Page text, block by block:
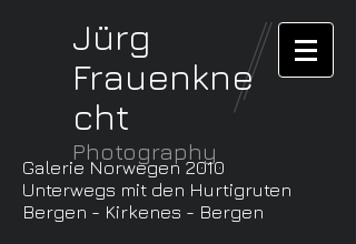
Jürg
Frauenkne
cht
Photography
Galerie Norwegen 2010
Unterwegs mit den Hurtigruten
Bergen - Kirkenes - Bergen